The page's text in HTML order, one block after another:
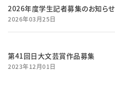
2026年度学生記者募集のお知らせ
2026年03月25日
第41回日大文芸賞作品募集
2023年12月01日